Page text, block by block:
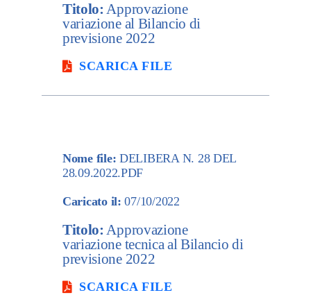
Titolo: Approvazione
variazione al Bilancio di
previsione 2022
SCARICA FILE
Nome file: DELIBERA N. 28 DEL
28.09.2022.PDF
Caricato il: 07/10/2022
Titolo: Approvazione
variazione tecnica al Bilancio di
previsione 2022
SCARICA FILE